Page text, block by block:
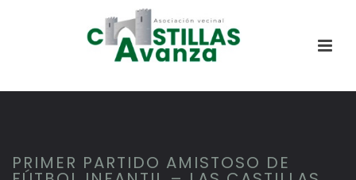
PRIMER PARTIDO AMISTOSO DE